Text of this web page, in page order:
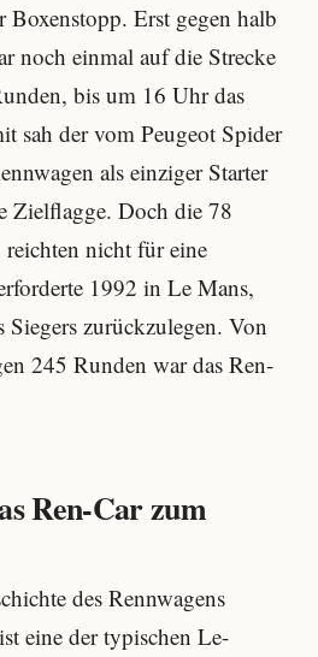
Boxenstopp. Erst gegen halb
noch einmal auf die Strecke
bis um 16 Uhr das
sah der vom Peugeot Spider
als einziger Starter
Zielflagge. Doch die 78
nicht für eine
1992 in Le Mans,
Siegers zurückzulegen. Von
245 Runden war das Ren-
Ren-Car zum
des Rennwagens
eine der typischen Le-